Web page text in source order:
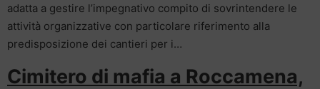
adatta a gestire l’impegnativo compito di sovrintendere le
attività organizzative con particolare riferimento alla
predisposizione dei cantieri per i…
Cimitero di mafia a Roccamena,